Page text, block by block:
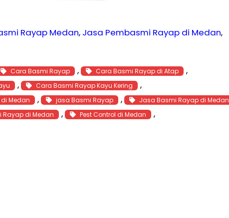
Rayap Medan, Jasa Pembasmi Rayap di Medan
Cara Basmi Rayap , Cara Basmi Rayap di Atap ,
, Cara Basmi Rayap Kayu Kering ,
Medan , jasa Basmi Rayap , Jasa Basmi Rayap di Medan
Rayap di Medan , Pest Control di Medan ,